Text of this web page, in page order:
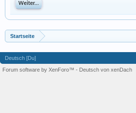
Weiter...
Startseite
Deutsch [Du]
Forum software by XenForo™ - Deutsch von xenDach